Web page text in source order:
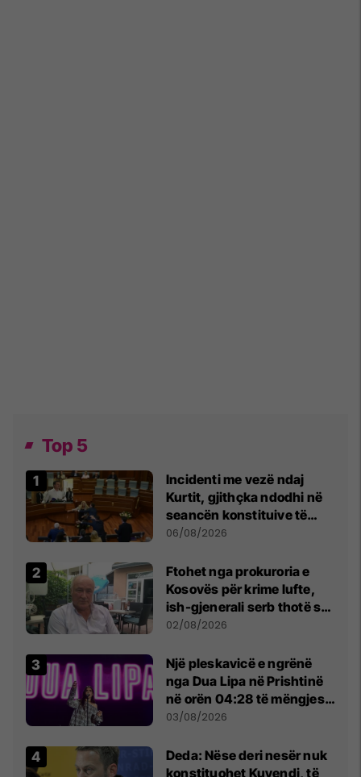
Top 5
Incidenti me vezë ndaj
Kurtit, gjithçka ndodhi në
seancën konstituive të
Kuvendit
06/08/2026
Ftohet nga prokuroria e
Kosovës për krime lufte,
ish-gjenerali serb thotë se
dikush e tradhtoi në
02/08/2026
Një pleskavicë e ngrënë
nga Dua Lipa në Prishtinë
në orën 04:28 të mëngjesit
- dhe bota digjitale serbe
03/08/2026
Deda: Nëse deri nesër nuk
konstituohet Kuvendi, të